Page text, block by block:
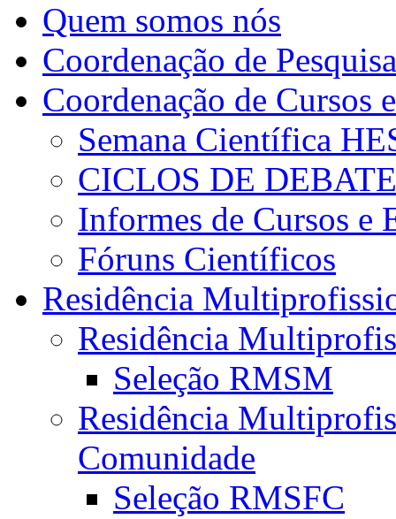
Quem somos nós
Coordenação de Pesquisa
Coordenação de Cursos
Semana Científica
CICLOS DE
Informes de Cursos e
Fóruns Científicos
Residência
Residência
Seleção RMSM
Residência
Comunidade
Seleção RMSFC